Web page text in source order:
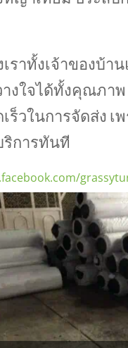
ราทั้งเจ้าของบ้า
างใจได้ทั้งคุณภาพ
ร็วในการจัดส่ง เ
การทันที